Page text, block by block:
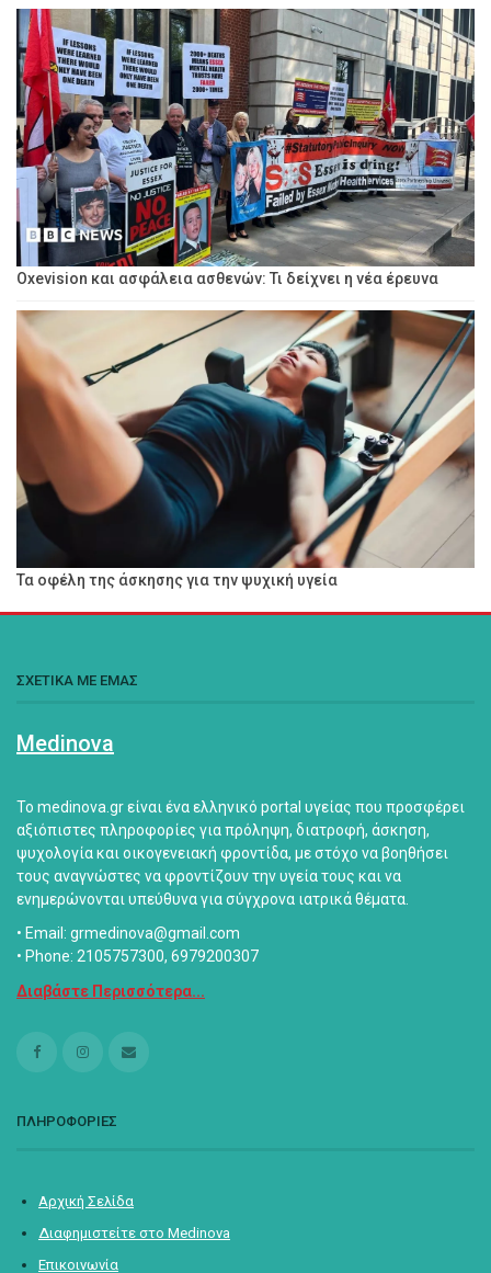
Oxevision και ασφάλεια ασθενών: Τι δείχνει η νέα έρευνα
Τα οφέλη της άσκησης για την ψυχική υγεία
ΣΧΕΤΙΚΑ ΜΕ ΕΜΑΣ
Medinova
Το medinova.gr είναι ένα ελληνικό portal υγείας που προσφέρει
αξιόπιστες πληροφορίες για πρόληψη, διατροφή, άσκηση,
ψυχολογία και οικογενειακή φροντίδα, με στόχο να βοηθήσει
τους αναγνώστες να φροντίζουν την υγεία τους και να
ενημερώνονται υπεύθυνα για σύγχρονα ιατρικά θέματα.
• Email: grmedinova@gmail.com
• Phone: 2105757300, 6979200307
Διαβάστε Περισσότερα...
ΠΛΗΡΟΦΟΡΙΕΣ
Αρχική Σελίδα
Διαφημιστείτε στο Medinova
Επικοινωνία